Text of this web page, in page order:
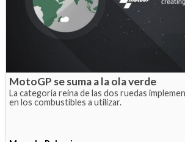
MotoGP se suma a la ola verde
La categoría reina de las dos ruedas
en los combustibles a utilizar.